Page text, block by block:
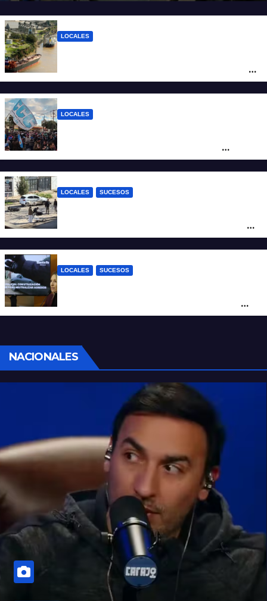
LOCALES
posicionar los puertos del sur de Santa Fe
como salida para las exportaciones
LOCALES
sociales y sindicales
LOCALES SUCESOS
tendida sobre la calzada
LOCALES SUCESOS
con un arma blanca en la ruta 168
NACIONALES